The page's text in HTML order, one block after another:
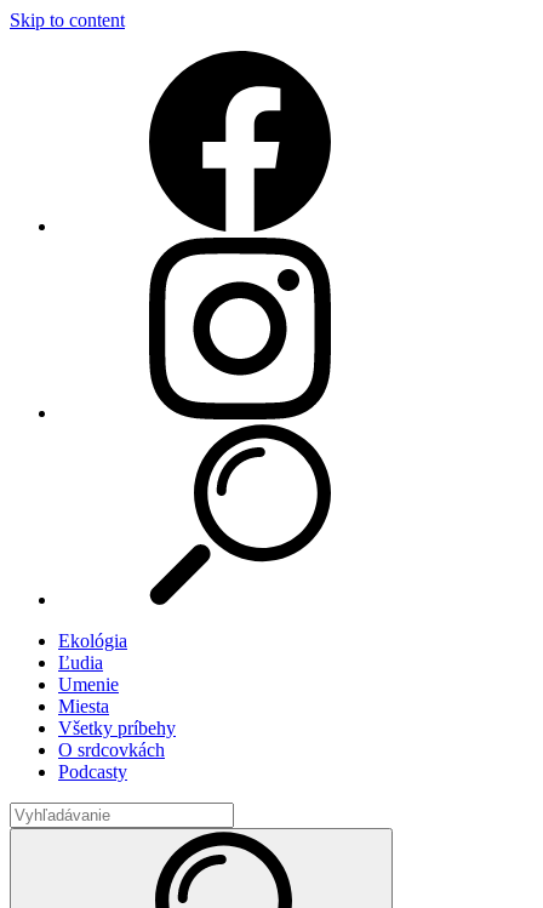
Skip to content
Ekológia
Ľudia
Umenie
Miesta
Všetky príbehy
O srdcovkách
Podcasty